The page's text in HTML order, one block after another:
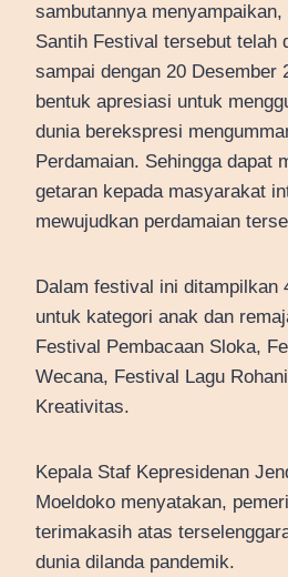
sambutannya
Santih Festival tersebut telah
sampai dengan 20 Desember
bentuk apresiasi untuk
dunia berekspresi
Perdamaian. Sehingga dapat
getaran kepada masyarakat
mewujudkan perdamaian
Dalam festival ini ditampilkan
untuk kategori anak dan
Festival Pembacaan Sloka,
Wecana, Festival Lagu
Kreativitas.
Kepala Staf Kepresidenan
Moeldoko menyatakan,
terimakasih atas
dunia dilanda pandemik.